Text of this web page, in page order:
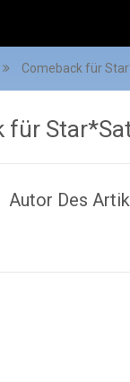
Comeback für
für
Autor Des